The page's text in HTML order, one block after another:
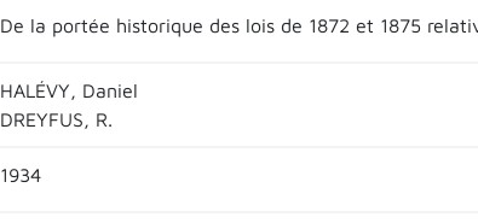
De la portée historique des lois de 1872 et 1875
HALÉVY, Daniel
DREYFUS, R.
1934